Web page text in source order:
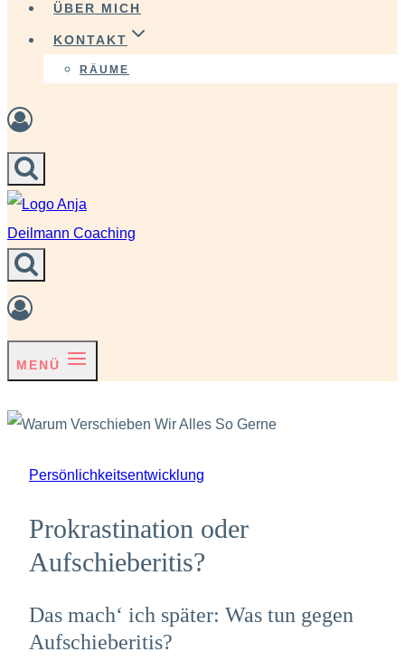
ÜBER MICH
KONTAKT
RÄUME
MENÜ
Persönlichkeitsentwicklung
Prokrastination oder
Aufschieberitis?
Das mach‘ ich später: Was tun gegen
Aufschieberitis?